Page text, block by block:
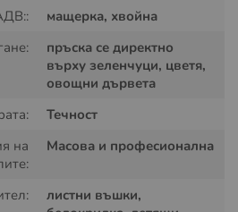
сутрин или вечер, когато
прочети етикета!
мащерка, хвойна
пръска се директно
върху зеленчуци, цветя,
овощни дървета
Течност
на
Масова и професионална
листни въшки,